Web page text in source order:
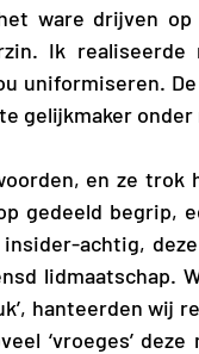
ware drijven
Ik
uniformiseren.
gelijkmaker
en ze trok
gedeeld begrip,
achtig,
lidmaatschap.
hanteerden wij
‘vroeges’ deze